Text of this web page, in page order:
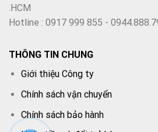
.HCM
Hotline : 0917 999 855 -
THÔNG TIN CHUNG
Giới thiệu Công ty
Chính sách vận chuyển
Chính sách bảo hành